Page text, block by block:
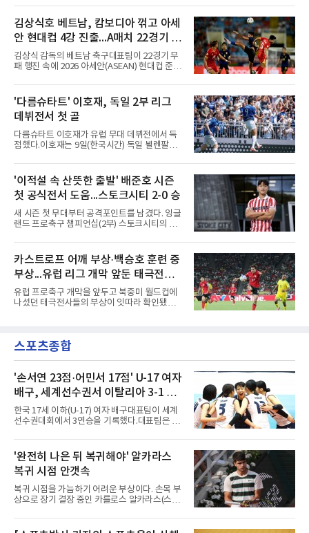
승자는 ACLE 본선에 오르고 패자는 2부 격 대회
인 AFC 챔피언스리그2(ACL2)로 향한다. 강원은
2024시즌 K리그1 준우승 자격으로 나선 지난 시
즌 ACLE에서 창단 첫 아시아 무대를 경험하며
16강에 진출했고, 2025시즌 리그 5위로 이번 출
전권을 얻었다.감바 오사카는 2025-2026시즌
ACL2 결승에서 크리스티아누 호날두의 소속팀
기세도 좋다.최근 리그 2연패로 상승세가 끊긴
강원은 이번 승리로 반등을 노린다. 김대
김상식호 베트남, 캄보디아 꺾고 아세
안 현대컵 4강 진출...A매치 22경기 무
패 질주
김상식 감독의 베트남 축구대표팀이 22경기 무
패 행진 속에 2026 아세안(ASEAN) 현대컵 준결
딘 국립경기장에서 열린 캄보디아와의 조별리그
A조 4차전에서 응우옌 딘 박의 2골과 상대 자책
골을 묶어 3-1로 이겼다. 3승 1무 승점 10으로
싱가포르(승점 8)를 제치고 조 1위를 차지했고,
A매치 연속 무패는 22경기(19승 3무)로 늘렸다.
종전 자국 기록은 18경기였다.2년마다 열리는
현대컵은 '동남아의 월드컵'으로 불리며, 스즈키
패와 통산 4번째 우승을 노린다.준결승 상대 말
레이시아는 8일 필리핀을 1-0
'다름슈타트' 이호재, 독일 2부 리그
데뷔전서 첫 골
다름슈타트 이호재가 유럽 무대 데뷔전에서 득
점했다.이호재는 9일(한국시간) 독일 뵐렌팔토
2027시즌 2.분데스리가(2부) 개막전에서 0-2로
뒤진 후반 추격골을 넣었다. 후반 15분 핀 라켄
마허와 교체 투입된 그는 후반 31분 페널티지역
오른쪽에서 카이 클레피시의 패스를 받아 오른
발 슈팅으로 마무리했다.다름슈타트는 후반 41
분 알렉산다르 부코티치의 동점골로 승점 1을
챙겼다. 홀슈타인 킬은 전반 8분 기예르모 발지,
활용한 제공권과 문전 슈팅이 강점인 정통 스트
라이커로, K리그1 포항 스틸러스에서
'이적설 속 산뜻한 출발' 배준호 시즌
첫 공식전서 도움...스토크시티 2-0 승
새 시즌 첫 무대부터 공격포인트를 남겼다. 잉글
랜드 프로축구 챔피언십(2부) 스토크시티의 배
호는 9일(한국시간) 영국 스토크온트렌트의 베
트365 스타디움에서 열린 올덤 애슬레틱(4부)과
의 2026-2027시즌 잉글랜드 풋볼리그컵(EFL
컵) 1라운드에서 팀의 2-0 승리에 쐐기를 박는
골을 도왔다.투입 직후 결정적인 장면을 만들었
다. 1-0으로 앞서던 후반 21분 그라운드를 밟은
그는 후반 37분 상대 수비 라인 사이를 찌르는
흔들었다.시점도 좋았다. 프랑스 올랭피크 리옹
이적설이 도는 배준호는 시즌 첫
카스트로프 어깨 부상·백승호 훈련 중
부상...유럽 리그 개막 앞둔 태극전사
악재
유럽 프로축구 개막을 앞두고 북중미 월드컵에
나섰던 태극전사들의 부상이 잇따라 확인됐다.
쳐 당분간 출전이 어렵다고 밝혔다. 그는 후반 교
체 투입돼 두 골을 넣었으나 후반 22분 부상으로
에서 태어난 카스트로프는 측면 미드필더와 측
면 수비가 가능한 자원으로, 월드컵 남아프리카
공화국과의 조별리그 3차전에 출전했다. 해외
출생 혼혈 선수의 한국 남자 대표팀 월드컵 출전
은 그가 처음이다. 묀헨글라트바흐는 23일 DFB
포칼 1라운드, 29일 라이프치히
스포츠종합
'손서연 23점·어민서 17점' U-17 여자
배구, 세계선수권서 이탈리아 3-1 완
파...조별리그 3연승
한국 17세 이하(U-17) 여자 배구대표팀이 세계
선수권대회에서 3연승을 기록했다.대표팀은 9
FIVB U-17 여자 세계선수권대회 조별리그 D조
3차전에서 이탈리아를 3-1(25-14 25-19 13-25
25-20)로 꺾었다. 푸에르토리코, 대만에 이은 3
연승으로 승점 9를 쌓아 조 1위에 올랐다. 24개
팀이 6개 팀씩 4개 조로 나뉘어 조별리그를 치르
며 각 조 상위 4개 팀이 16강에 진출한다.지난해
U-16 아시아선수권 우승으로 처음 이 대회에 나
'완전히 나은 뒤 복귀해야' 알카라스
복귀 시점 안갯속
복귀 시점을 가늠하기 어려운 부상이다. 손목 부
상으로 장기 결장 중인 카를로스 알카라스(스페
을지 관심이 쏠린다.얀니크 신네르(이탈리아)와